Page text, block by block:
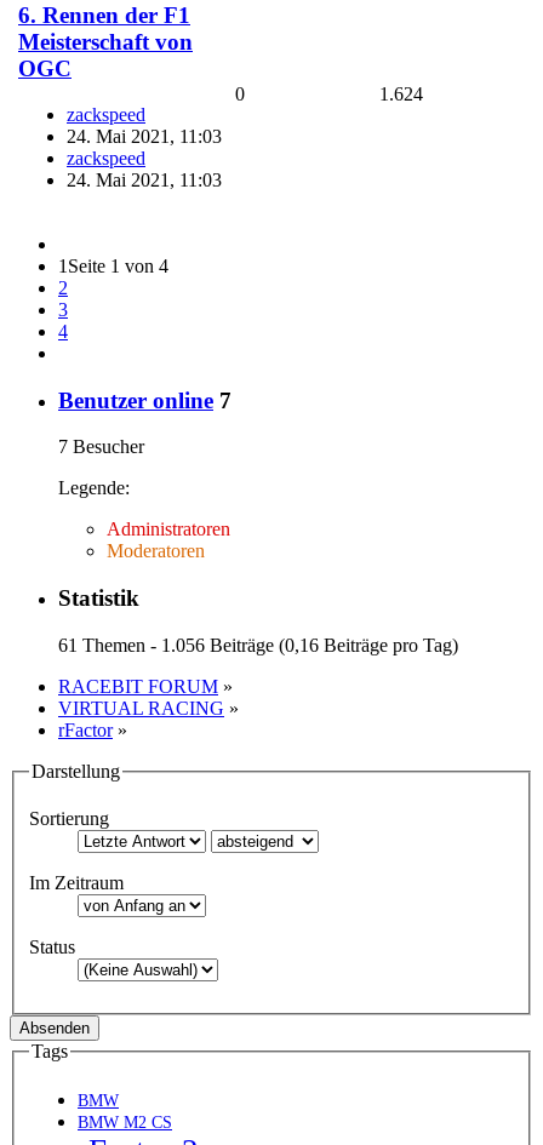
6. Rennen der F1
Meisterschaft von
OGC
zackspeed
24. Mai 2021, 11:03
zackspeed
24. Mai 2021, 11:03
0 1.624
1 Seite 1 von 4
2
3
4
Benutzer online 7
7 Besucher
Legende:
Administratoren
Moderatoren
Statistik
61 Themen - 1.056 Beiträge (0,16 Beiträge pro Tag)
RACEBIT FORUM »
VIRTUAL RACING »
rFactor »
Darstellung
Sortierung
Im Zeitraum
Status
Tags
BMW
BMW M2 CS